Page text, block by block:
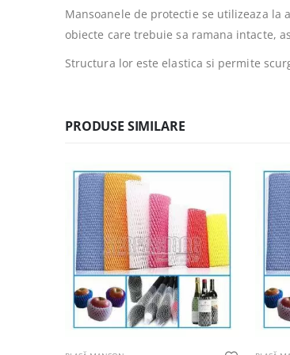
Mansoanele de protectie se utilizeaza
obiecte care trebuie sa ramana intacte,
Structura lor este elastica si permite
PRODUSE SIMILARE